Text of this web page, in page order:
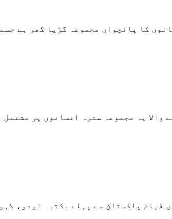
مجموعہ گڑیا گھر ہے جسے 1965ء میں رائڑ گلڈ اشاعت گھر نے کراچی سے…